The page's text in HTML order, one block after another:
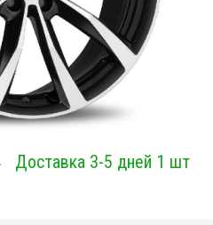
Доставка 3-5 дней 1 шт